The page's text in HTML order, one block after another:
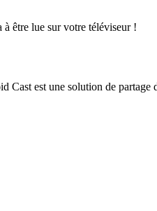
être lue sur votre téléviseur !
est une solution de partage